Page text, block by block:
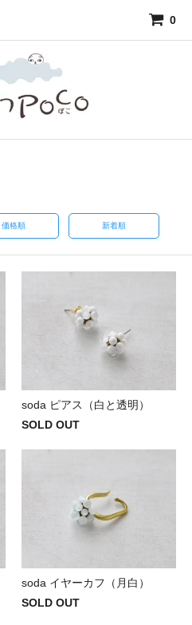
0
価格順 新着順
soda ピアス（白と透明）
SOLD OUT
soda イヤーカフ（月白）
SOLD OUT